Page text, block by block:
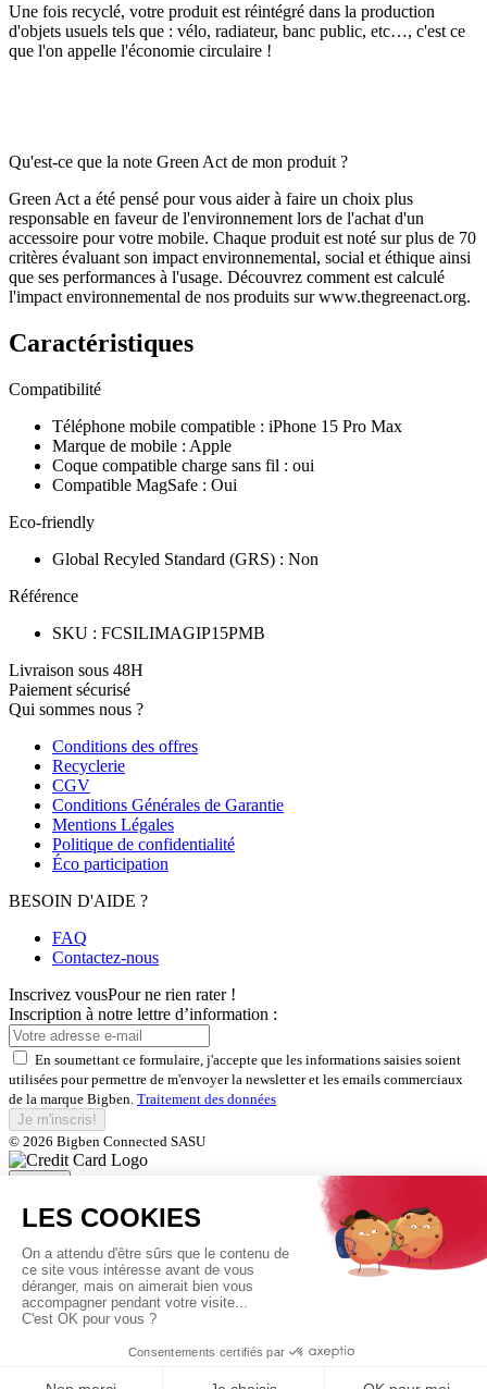
Une fois recyclé, votre produit est réintégré dans la production
d'objets usuels tels que : vélo, radiateur, banc public, etc…, c'est ce
que l'on appelle l'économie circulaire !
Qu'est-ce que la note Green Act de mon produit ?
Green Act a été pensé pour vous aider à faire un choix plus
responsable en faveur de l'environnement lors de l'achat d'un
accessoire pour votre mobile. Chaque produit est noté sur plus de 70
critères évaluant son impact environnemental, social et éthique ainsi
que ses performances à l'usage. Découvrez comment est calculé
l'impact environnemental de nos produits sur www.thegreenact.org.
Caractéristiques
Compatibilité
Téléphone mobile compatible : iPhone 15 Pro Max
Marque de mobile : Apple
Coque compatible charge sans fil : oui
Compatible MagSafe : Oui
Eco-friendly
Global Recyled Standard (GRS) : Non
Référence
SKU : FCSILIMAGIP15PMB
Livraison sous 48H
Paiement sécurisé
Qui sommes nous ?
Conditions des offres
Recyclerie
CGV
Conditions Générales de Garantie
Mentions Légales
Politique de confidentialité
Éco participation
BESOIN D'AIDE ?
FAQ
Contactez-nous
Inscrivez vousPour ne rien rater !
Inscription à notre lettre d’information :
En soumettant ce formulaire, j'accepte que les informations saisies soient
utilisées pour permettre de m'envoyer la newsletter et les emails commerciaux
de la marque Bigben. Traitement des données
Je m'inscris!
© 2026 Bigben Connected SASU
Fermer
Inscrivez-vous et bénéficiez de
nos offres exclusives
En soumettant ce formulaire, j'accepte que les informations saisies soient
utilisées pour permettre de m'envoyer la newsletter et les emails commerciaux